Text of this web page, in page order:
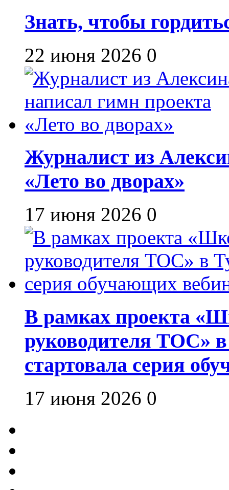
Знать, чтобы
22 июня 2026 0
Журналист из
«Лето во дворах»
17 июня 2026 0
В рамках проекта
руководителя ТОС»
стартовала серия
17 июня 2026 0